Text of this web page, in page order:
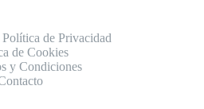
de Privacidad
de Cookies
y Condiciones